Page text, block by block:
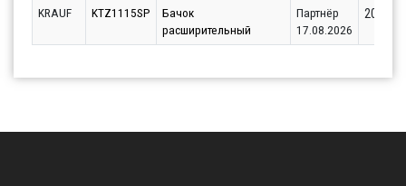
KRAUF KTZ1115SP
Бачок
расширительный
Партнёр
17.08.2026